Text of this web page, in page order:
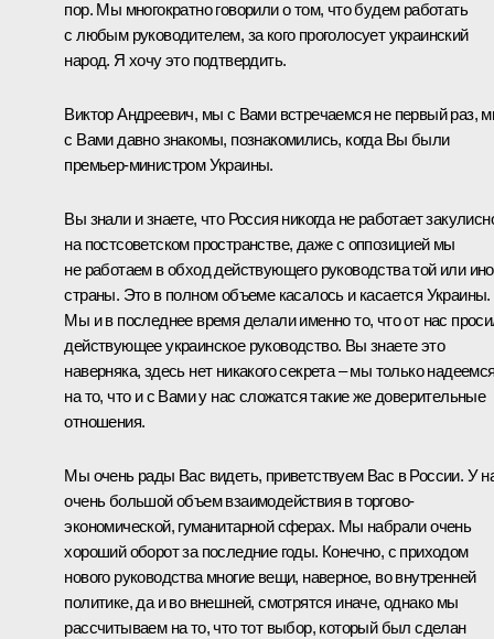
пор. Мы многократно говорили о том, что будем работать
с любым руководителем, за кого проголосует украинский
народ. Я хочу это подтвердить.
Виктор Андреевич, мы с Вами встречаемся не первый раз,
с Вами давно знакомы, познакомились, когда Вы были
премьер-министром Украины.
Вы знали и знаете, что Россия никогда не работает
на постсоветском пространстве, даже с оппозицией мы
не работаем в обход действующего руководства той или
страны. Это в полном объеме касалось и касается Украины.
Мы и в последнее время делали именно то, что от нас
действующее украинское руководство. Вы знаете это
наверняка, здесь нет никакого секрета – мы только
на то, что и с Вами у нас сложатся такие же доверительные
отношения.
Мы очень рады Вас видеть, приветствуем Вас в России. У
очень большой объем взаимодействия в торгово-
экономической, гуманитарной сферах. Мы набрали очень
хороший оборот за последние годы. Конечно, с приходом
нового руководства многие вещи, наверное, во внутренней
политике, да и во внешней, смотрятся иначе, однако мы
рассчитываем на то, что тот выбор, который был сделан